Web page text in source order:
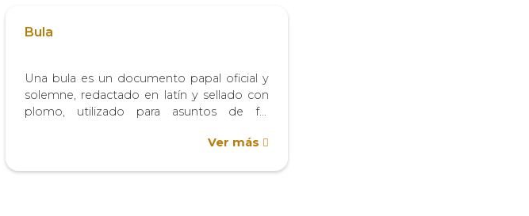
Bula
Una bula es un documento papal oficial y
solemne, redactado en latín y sellado con
plomo, utilizado para asuntos de fe,
privilegios. Emitidas por la Cancillería
Ver más